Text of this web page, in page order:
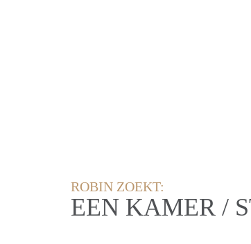
ROBIN ZOEKT:
EEN KAMER /